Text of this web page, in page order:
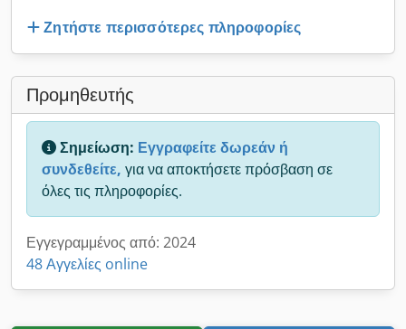
Ζητήστε περισσότερες πληροφορίες
Προμηθευτής
Σημείωση: Εγγραφείτε δωρεάν ή
συνδεθείτε, για να αποκτήσετε πρόσβαση σε
όλες τις πληροφορίες.
Εγγεγραμμένος από: 2024
48 Αγγελίες online